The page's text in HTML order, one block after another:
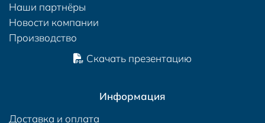
Наши партнёры
Новости компании
Производство
Скачать презентацию
Информация
Доставка и оплата